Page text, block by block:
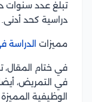
دراسية كحد أدنى.
مميزات
في ختام
في التمريض،
الوظيفية